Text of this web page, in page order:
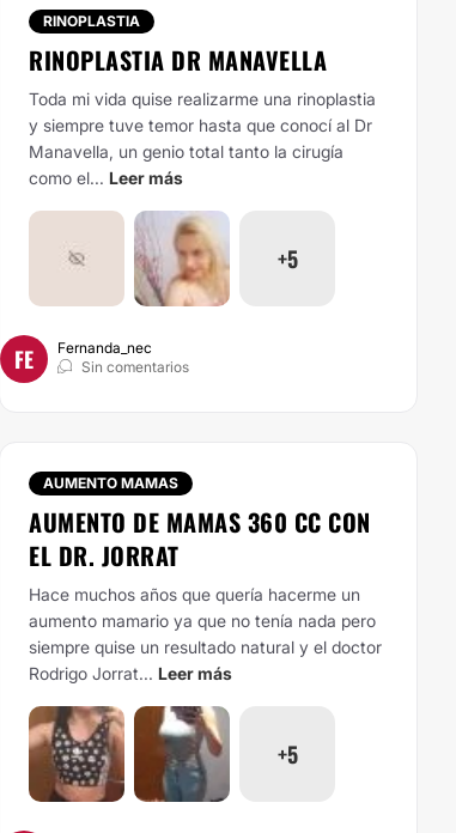
RINOPLASTIA
RINOPLASTIA DR MANAVELLA
Toda mi vida quise realizarme una rinoplastia
y siempre tuve temor hasta que conocí al Dr
Manavella, un genio total tanto la cirugía
como el... Leer más
+5
FE
Fernanda_nec
Sin comentarios
AUMENTO MAMAS
AUMENTO DE MAMAS 360 CC CON
EL DR. JORRAT
Hace muchos años que quería hacerme un
aumento mamario ya que no tenía nada pero
siempre quise un resultado natural y el doctor
Rodrigo Jorrat... Leer más
+5